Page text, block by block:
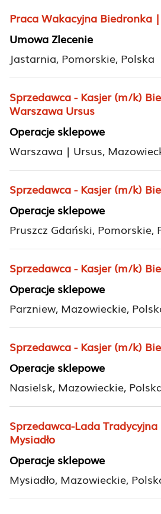
Praca Wakacyjna Biedronka
Umowa Zlecenie
Jastarnia, Pomorskie, Polska
Sprzedawca - Kasjer (m/k)
Warszawa Ursus
Operacje sklepowe
Warszawa | Ursus,
Sprzedawca - Kasjer (m/k)
Operacje sklepowe
Pruszcz Gdański, Pomorskie,
Sprzedawca - Kasjer (m/k)
Operacje sklepowe
Parzniew, Mazowieckie,
Sprzedawca - Kasjer (m/k)
Operacje sklepowe
Nasielsk, Mazowieckie,
Sprzedawca-Lada
Mysiadło
Operacje sklepowe
Mysiadło, Mazowieckie,